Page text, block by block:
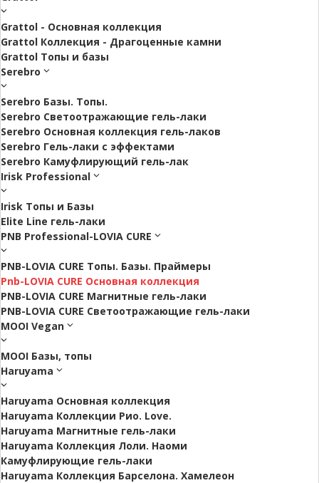
Grattol - Oснoвнaя коллекция
Grattol Коллекция - Драгоценные камни
Grattol Топы и базы
Serebro
Serebro Базы. Топы.
Serebro Светоотражающие гель-лаки
Serebro Основная коллекция гель-лаков
Serebro Гель-лаки с эффектами
Serebro Камуфлирующий гель-лак
Irisk Professional
Irisk Топы и Базы
Elite Line гель-лаки
PNB Professional-LOVIA CURE
PNB-LOVIA CURE Топы. Базы. Праймеры
Pnb-LOVIA CURE Основная коллекция
PNB-LOVIA CURE Магнитные гель-лаки
PNB-LOVIA CURE Cветоотражающие гель-лаки
MOOI Vegan
MOOI Базы, топы
Haruyama
Haruyama Основная коллекция
Haruyama Коллекции Рио. Love.
Haruyama Магнитные гель-лаки
Haruyama Коллекция Лоли. Наоми
Камуфлирующие гель-лаки
Haruyama Коллекция Барселона. Хамелеон